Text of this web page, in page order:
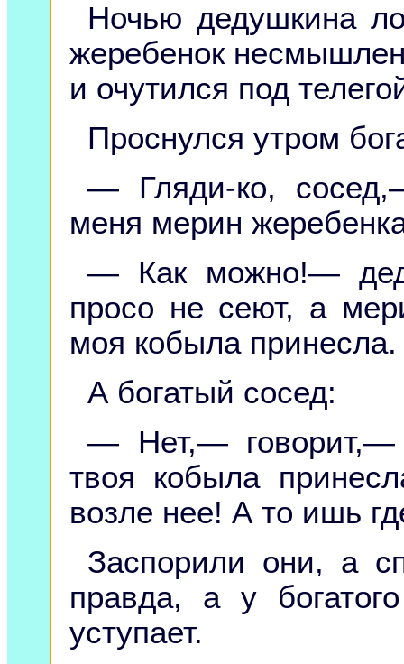
Ночью дедушкина
жеребенок
и очутился под
Проснулся утром
— Гляди-ко,
меня мерин
— Как можно!—
просо не сеют, а
моя кобыла принесла.
А богатый сосед:
— Нет,— говорит,—
твоя кобыла
возле нее! А то ишь
Заспорили они, а
правда, а у
уступает.